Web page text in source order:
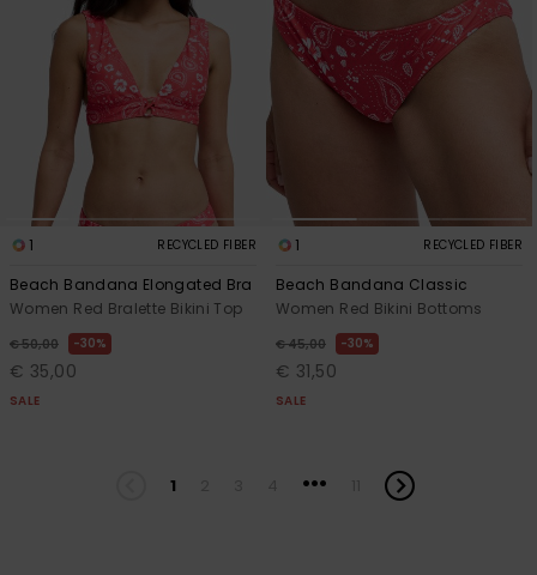
1 RECYCLED FIBER
Beach Bandana Elongated Bra
Women Red Bralette Bikini Top
€ 50,00 30%
€ 35,00
SALE
1 RECYCLED FIBER
Beach Bandana Classic
Women Red Bikini Bottoms
€ 45,00 30%
€ 31,50
SALE
1 ...